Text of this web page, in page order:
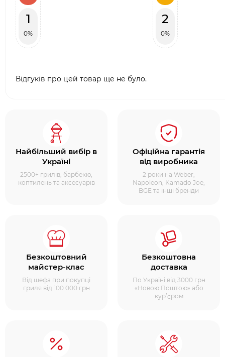
1
0%
2
0%
Відгуків про цей товар ще не було.
Найбільший вибір в
Україні
2500+ грилів, барбекю,
коптилень та аксесуарів
Офіційна гарантія
від виробника
2 роки на Weber,
Napoleon, Kamado Joe,
BGE та інші бренди
Безкоштовний
майстер-клас
Від шефа при покупці
гриля від 100 000 грн
Безкоштовна
доставка
По Україні від 3000 грн
«Новою Поштою» або
кур’єром